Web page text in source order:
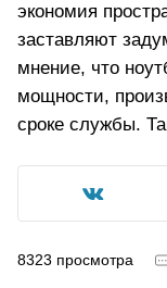
экономия
заставляют
мнение, что
мощности,
сроке службы.
8323 просмотра